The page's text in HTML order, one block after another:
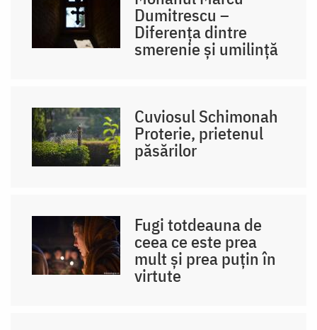
Dumitrescu –
Diferența dintre
smerenie și umilință
Cuviosul Schimonah
Proterie, prietenul
păsărilor
Fugi totdeauna de
ceea ce este prea
mult și prea puțin în
virtute